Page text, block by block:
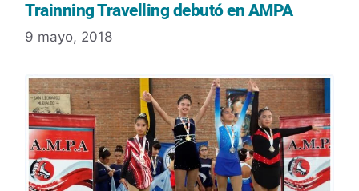
Trainning Travelling debutó en AMPA
9 mayo, 2018